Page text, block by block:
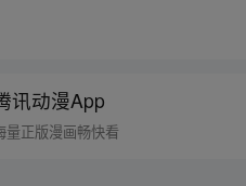
讯动漫App
量正版漫画畅快看